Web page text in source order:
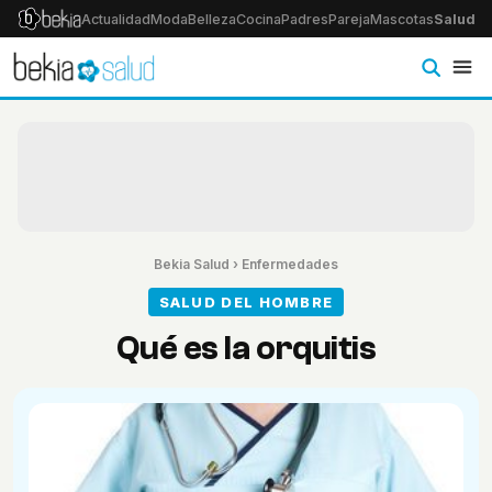
ActualidadModaBellezaCocinaPadresParejaMascotasSalud
Bekia Salud › Enfermedades
SALUD DEL HOMBRE
Qué es la orquitis